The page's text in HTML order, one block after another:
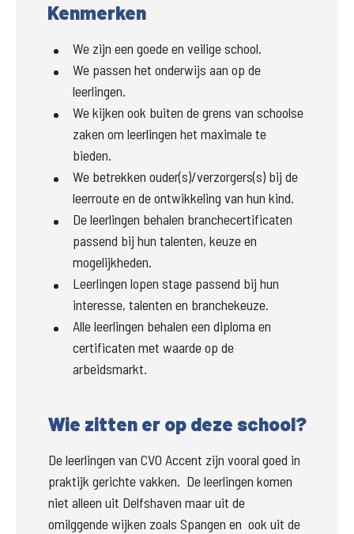
Kenmerken
We zijn een goede en veilige school.
We passen het onderwijs aan op de
leerlingen.
We kijken ook buiten de grens van schoolse
zaken om leerlingen het maximale te
bieden.
We betrekken ouder(s)/verzorgers(s) bij de
leerroute en de ontwikkeling van hun kind.
De leerlingen behalen branchecertificaten
passend bij hun talenten, keuze en
mogelijkheden.
Leerlingen lopen stage passend bij hun
interesse, talenten en branchekeuze.
Alle leerlingen behalen een diploma en
certificaten met waarde op de
arbeidsmarkt.
Wie zitten er op deze school?
De leerlingen van CVO Accent zijn vooral goed in
praktijk gerichte vakken.  De leerlingen komen
niet alleen uit Delfshaven maar uit de
omilggende wijken zoals Spangen en  ook uit de